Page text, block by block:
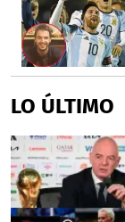
LO ÚLTIMO